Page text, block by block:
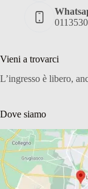
Vieni a trovarci
L’ingresso è libero,
Dove siamo